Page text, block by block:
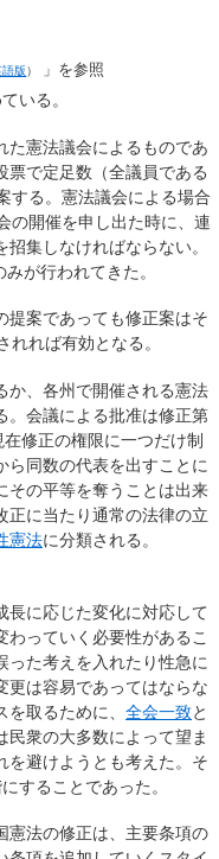
語版） 」を参照
いる。
た憲法議会によるものであ
票で定足数（全議員である
する。憲法議会による場合
の開催を申し出た時に、連
集しなければならない。
が行われてきた。
提案であっても修正案はそ
れば有効となる。
か、各州で開催される憲法
。会議による批准は修正第
修正の権限に一つだけ制
ら同数の代表を出すことに
その平等を奪うことは出来
正に当たり通常の法律の立
憲法に分類される。
長に応じた変化に対応して
っていく必要性があるこ
った考えを入れたり性急に
更は容易であってはならな
取るために、 全会一致と
民衆の大多数によって望ま
を避けようとも考えた。そ
することであった。
憲法の修正は、主要条項の